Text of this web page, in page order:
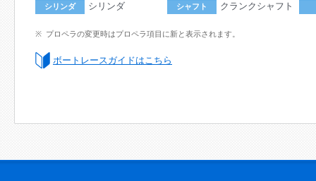
シリンダ シリンダ シャフト クランクシャフト
プロペラの変更時はプロペラ項目に新と表示されます。
ボートレースガイドはこちら